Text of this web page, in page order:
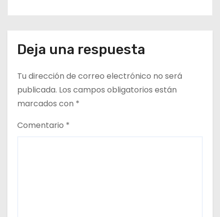
Deja una respuesta
Tu dirección de correo electrónico no será
publicada. Los campos obligatorios están
marcados con *
Comentario *